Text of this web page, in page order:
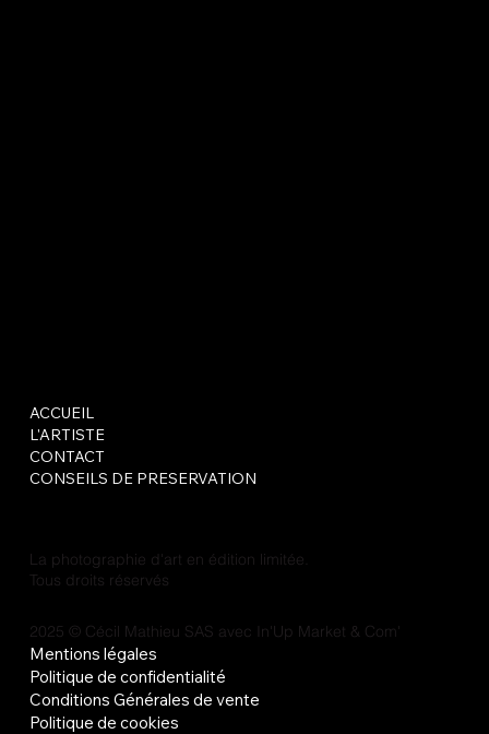
ACCUEIL
L'ARTISTE
CONTACT
CONSEILS DE PRESERVATION
Mentions légales
Politique de confidentialité
Conditions Générales de vente
Politique de cookies
La photographie d'art en édition limitée.
Tous droits réservés
2025 © Cécil Mathieu SAS avec In'Up Market & Com'